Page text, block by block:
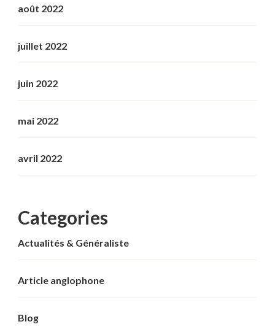
août 2022
juillet 2022
juin 2022
mai 2022
avril 2022
Categories
Actualités & Généraliste
Article anglophone
Blog